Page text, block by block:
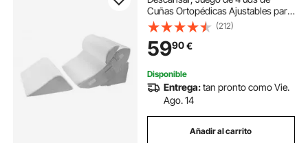
Cuñas Ortopédicas Ajustables para
Cama, Soporte para Piernas, Cuello
y Hombros, para Reflujo Ácido,
Alivio de Ronquidos, Blanco y Gris
(212)
5990€
Disponible
Entrega:tan pronto como Vie.
Ago. 14
Añadir al carrito